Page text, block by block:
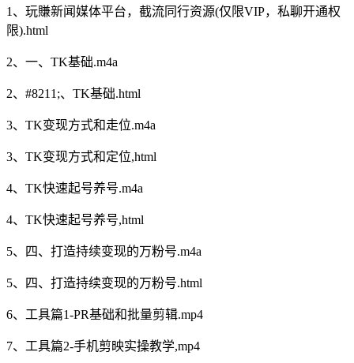
1、玩賺新闻媒体平台，截流同行资源(仅限VIP，私聊开通权
限).html
2、一、TK基础.m4a
2、#8211;、TK基础.html
3、TK变现方式和走位.m4a
3、TK变现方式和定位,html
4、TK快速起号养号.m4a
4、TK快速起号养号,html
5、四、打造持续变现的万粉号.m4a
5、四、打造持续变现的万粉号.html
6、工具篇1-PR基础和批量剪辑.mp4
7、工具篇2-手机剪映实操教学,mp4